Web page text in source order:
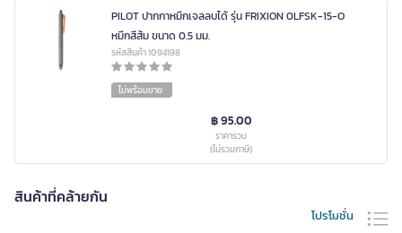
PILOT ปากกาหมึกเจลลบได้ รุ่น FRIXION 0LFSK-15-O
หมึกสีส้ม ขนาด 0.5 มม.
รหัสสินค้า 1094198
ไม่พร้อมขาย
฿ 95.00
ราคารวม
(ไม่รวมภาษี)
สินค้าที่คล้ายกัน
โปรโมชั่น